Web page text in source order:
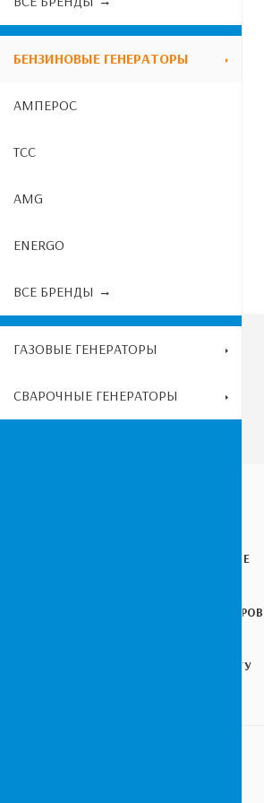
БЕНЗИНОВЫЕ ГЕНЕРАТОРЫ
АМПЕРОС
ТСС
AMG
ENERGO
ВСЕ БРЕНДЫ
ГАЗОВЫЕ ГЕНЕРАТОРЫ
СВАРОЧНЫЕ ГЕНЕРАТОРЫ
ПУСКОНАЛАДОЧНЫЕ
МОНТАЖ ГЕНЕРАТОРОВ
ОБСЛУЖИВАНИЕ ДГУ